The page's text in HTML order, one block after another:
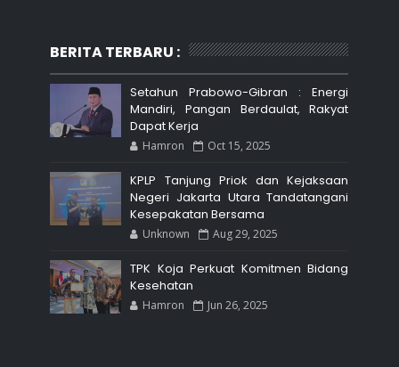
BERITA TERBARU :
Setahun Prabowo-Gibran : Energi
Mandiri, Pangan Berdaulat, Rakyat
Dapat Kerja
Hamron Oct 15, 2025
KPLP Tanjung Priok dan Kejaksaan
Negeri Jakarta Utara Tandatangani
Kesepakatan Bersama
Unknown Aug 29, 2025
TPK Koja Perkuat Komitmen Bidang
Kesehatan
Hamron Jun 26, 2025